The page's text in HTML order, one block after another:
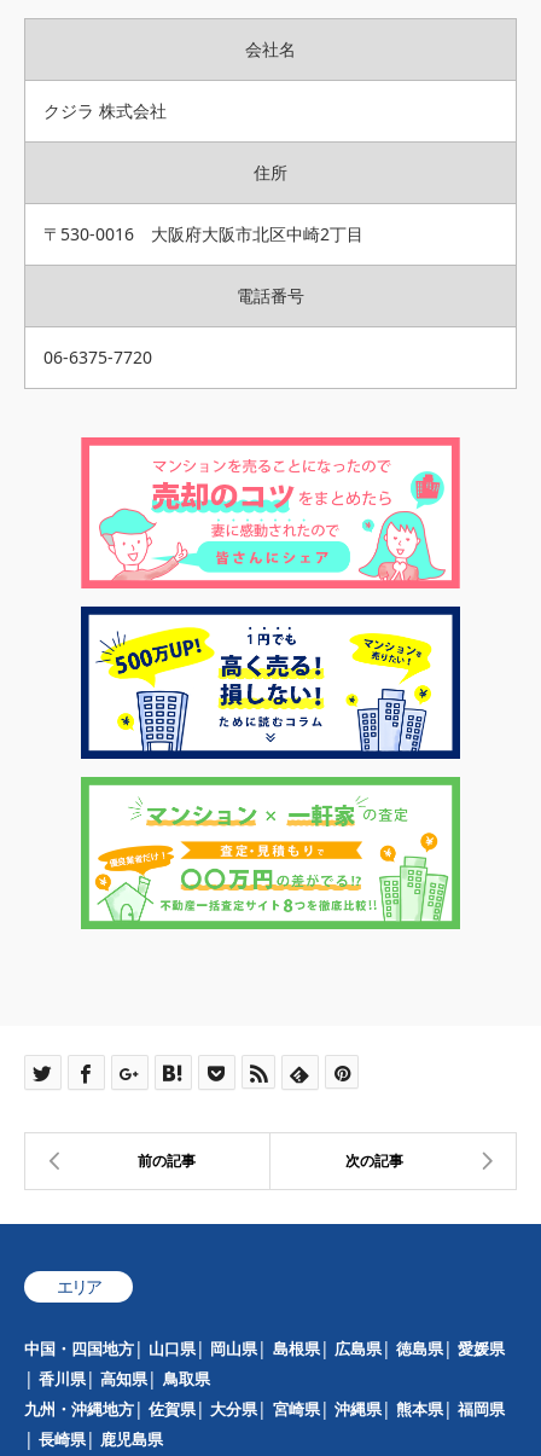
掲載受付窓口はこちら
会社名
クジラ 株式会社
住所
〒530-0016 大阪府大阪市北区中崎2丁目
電話番号
06-6375-7720
エリア
中国・四国地方 山口県 岡山県 島根県 広島県 徳島県
愛媛県
香川県
高知県
鳥取県
九州・沖縄地方
佐賀県 大分県 宮崎県 沖縄県 熊本県
福岡県
長崎県
鹿児島県